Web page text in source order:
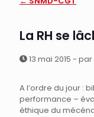
La RH se
13 mai 2015 - par
A l’ordre du jour :
performance –
éthique du